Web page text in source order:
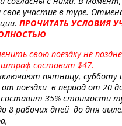
участие в туре.
ПРОЧИТАТЬ УСЛОВИЯ
свою поездку не
составит $47.
пятницу, субботу и
поездки в период от 20
35% стоимости
8 рабочих дней до дня